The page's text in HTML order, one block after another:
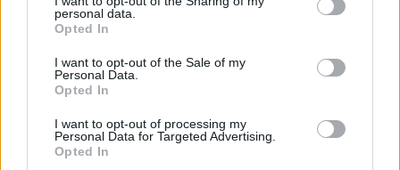
personal data.
Opted In
I want to opt-out of the Sale of my
Personal Data.
Opted In
I want to opt-out of processing my
Personal Data for Targeted Advertising.
Opted In
NEHEZÍTÉSSEL ÉL.
A hazai leányvállalat igazgatónője szerint a
szervezetben kialakult egy húzóerő, hiszen a
milyen nagy része érintett valamilyen formában az
akadályoztatottságban. “Szeretnénk, ha ez az arány